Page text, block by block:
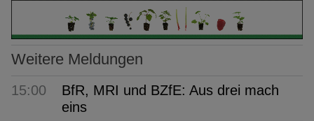
Weitere Meldungen
15:00
BfR, MRI und BZfE: Aus drei mach
eins